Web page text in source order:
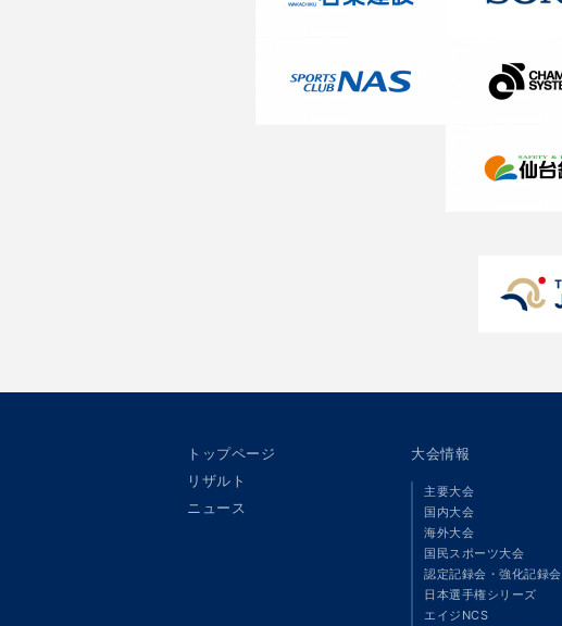
トップページ
リザルト
ニュース
大会情報
主要大会
国内大会
海外大会
国民スポーツ大会
認定記録会・強化記録会
日本選手権シリーズ
エイジNCS